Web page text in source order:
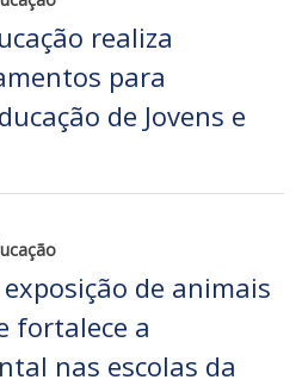
realiza
para
de Jovens e
exposição de animais
fortalece a
nas escolas da